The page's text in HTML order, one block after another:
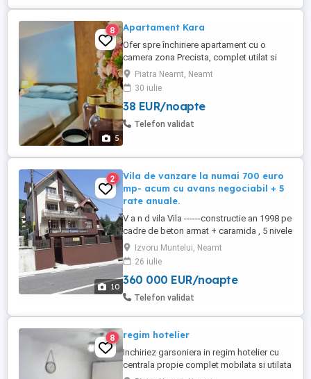
5
8 Apartament Kara
Ofer spre închiriere apartament cu o
camera zona Precista, complet utilat si
mobilat. Capacitate de cazare pana la 2
adulți dormitorul având pat matrimonial.
Apartamentul este situat la o distanță de 5
minute de centrul orașului. Pentru
perioade mai lungi de o săptămână pretul
Piatra Neamt, Neamt
30 iulie
38 EUR/noapte
Telefon validat
10
2
Vila de vanzare la numai 700 euro
mp- acum cu avans negociabil + 5
rate anuale.
V a n d vila Vila ------constructie an 1998 pe
cadre de beton armat + caramida , 5 nivele
, 19 camere , din care 12 camere pentru
cazare , 31 locuri , , parter comercial (
restaurant , bar , bucatarie , oficiu , terasa
exterioara 20mp, terasa mezanin 30mp ,
suprafata ...
Izvoru Muntelui, Neamt
26 iulie
360 000 EUR/noapte
Telefon validat
8 regim hotelier
Inchiriez garsoniera in regim hotelier cu
centrala propie complet mobilata si utilata